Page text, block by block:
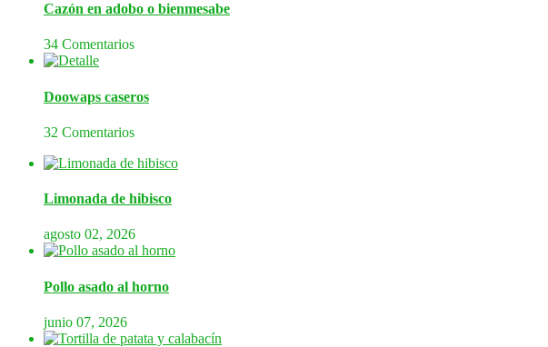
Cazón en adobo o bienmesabe
34 Comentarios
Doowaps caseros
32 Comentarios
Limonada de hibisco
agosto 02, 2026
Pollo asado al horno
junio 07, 2026